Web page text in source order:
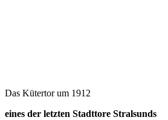
Das Kütertor um 1912
eines der letzten Stadttore Stralsunds